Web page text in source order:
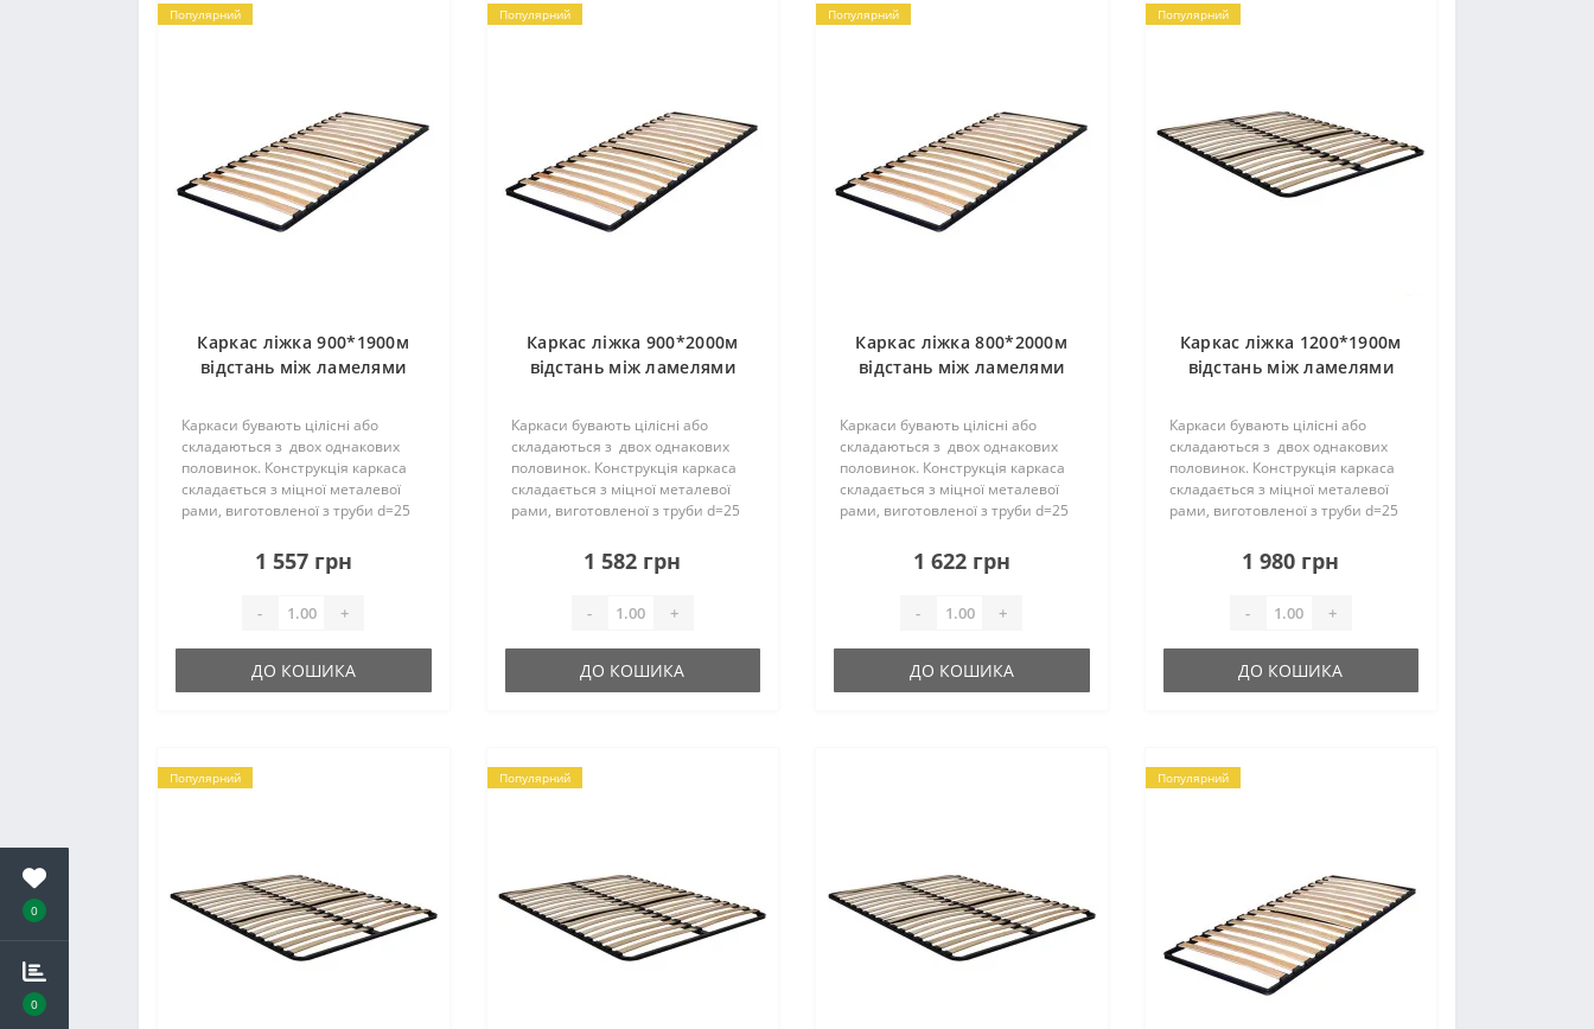
0
0
Популярний
Каркас ліжка 900*1900м
відстань між ламелями
П25*25*1,2мм
Каркаси бувають цілісні або
складаються з двох однакових
половинок. Конструкція каркаса
складається з міцної металевої
рами, виготовленої з труби d=25
складати – 18 (19) шт. на одне
спальне місце, вони..
1 557 грн
- +
ДО КОШИКА
Популярний
Каркас ліжка 900*2000м
відстань між ламелями
П25*25*1,2мм
Каркаси бувають цілісні або
складаються з двох однакових
половинок. Конструкція каркаса
складається з міцної металевої
рами, виготовленої з труби d=25
складати – 18 (19) шт. на одне
спальне місце, вони..
1 582 грн
- +
ДО КОШИКА
Популярний
Каркас ліжка 800*2000м
відстань між ламелями
П25*25*1,2мм
Каркаси бувають цілісні або
складаються з двох однакових
половинок. Конструкція каркаса
складається з міцної металевої
рами, виготовленої з труби d=25
складати – 18 (19) шт. на одне
спальне місце, вони..
1 622 грн
- +
ДО КОШИКА
Популярний
Каркас ліжка 1200*1900м
відстань між ламелями
П25*25*1,2мм
Каркаси бувають цілісні або
складаються з двох однакових
половинок. Конструкція каркаса
складається з міцної металевої
рами, виготовленої з труби d=25
складати – 18 (19) шт. на одне
спальне місце, вони..
1 980 грн
- +
ДО КОШИКА
Популярний Популярний Популярний